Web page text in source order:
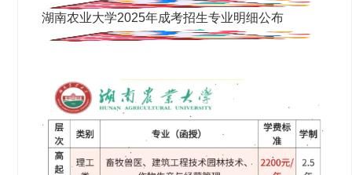
湖南农业大学2025年成考招生专业明细公布